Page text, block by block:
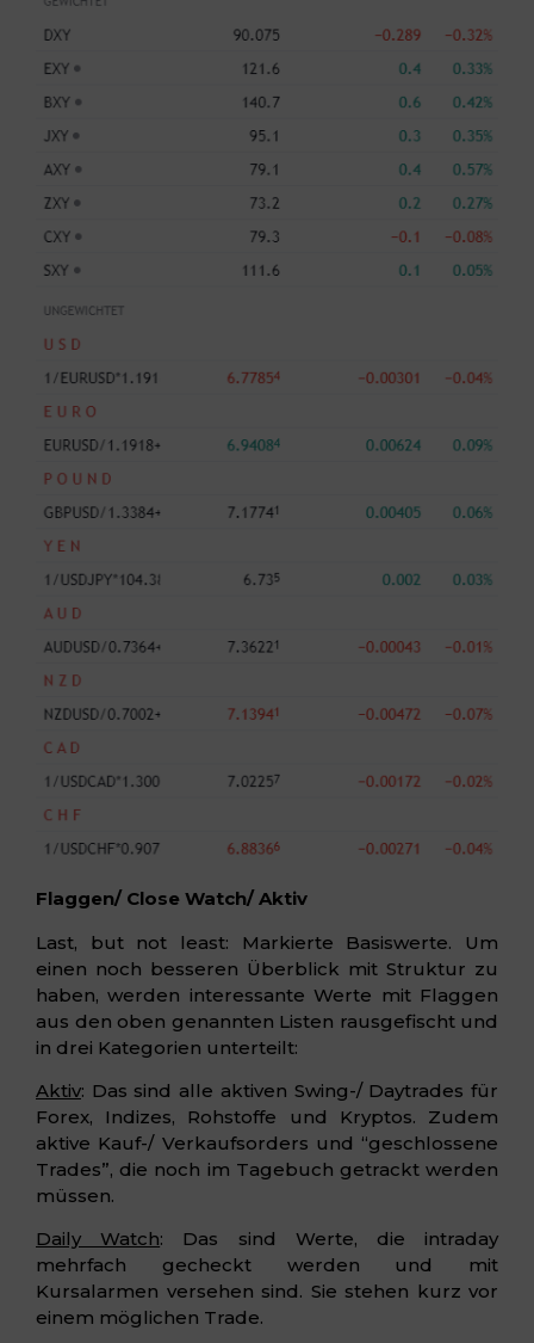
Flaggen/ Close Watch/ Aktiv
Last, but not least: Markierte Basiswerte. Um
einen noch besseren Überblick mit Struktur zu
haben, werden interessante Werte mit Flaggen
aus den oben genannten Listen rausgefischt und
in drei Kategorien unterteilt:
Aktiv: Das sind alle aktiven Swing-/ Daytrades für
Forex, Indizes, Rohstoffe und Kryptos. Zudem
aktive Kauf-/ Verkaufsorders und “geschlossene
Trades”, die noch im Tagebuch getrackt werden
müssen.
Daily Watch: Das sind Werte, die intraday
mehrfach gecheckt werden und mit
Kursalarmen versehen sind. Sie stehen kurz vor
einem möglichen Trade.